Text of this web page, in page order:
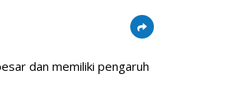
dan memiliki pengaruh